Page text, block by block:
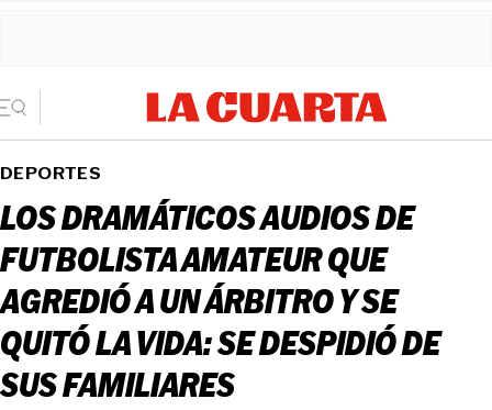
DEPORTES
LOS DRAMÁTICOS AUDIOS DE
FUTBOLISTA AMATEUR QUE
AGREDIÓ A UN ÁRBITRO Y SE
QUITÓ LA VIDA: SE DESPIDIÓ DE
SUS FAMILIARES